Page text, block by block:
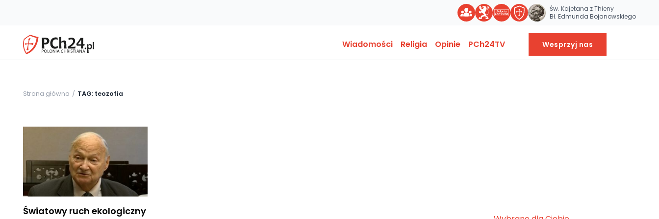
Św. Kajetana z Thieny
Bł. Edmunda Bojanowskiego
Wiadomości Religia Opinie PCh24TV Wesprzyj nas
Strona główna TAG: teozofia
Światowy ruch ekologiczny